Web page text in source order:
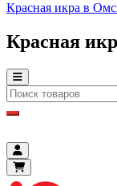
Красная икра в
Красная